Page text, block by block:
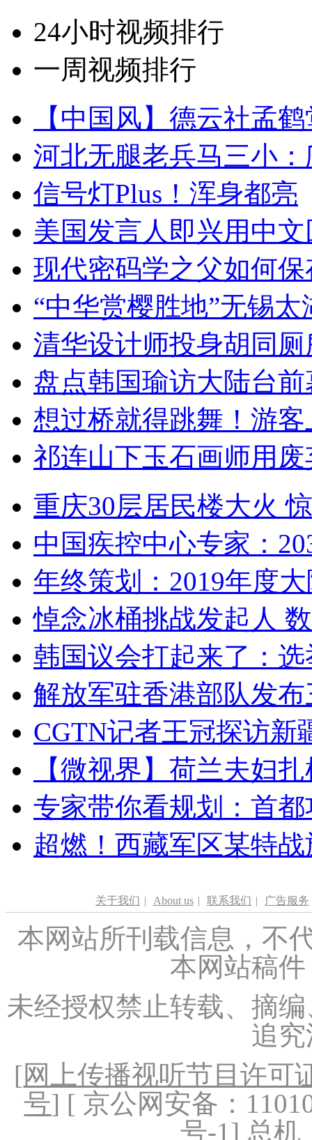
24小时视频排行
一周视频排行
【中国风】德云社孟
河北无腿老兵马三小
信号灯Plus！浑身都亮
美国发言人即兴用中
现代密码学之父如何
“中华赏樱胜地”无锡
清华设计师投身胡同
盘点韩国瑜访大陆台
想过桥就得跳舞！游客
祁连山下玉石画师用
重庆30层居民楼大火
中国疾控中心专家：
年终策划：2019年度
悼念冰桶挑战发起人
韩国议会打起来了：
解放军驻香港部队发
CGTN记者王冠探访新
【微视界】荷兰夫妇
专家带你看规划：首
超燃！西藏军区某特
关于我们 | About us | 联系我们 | 广告服务
本网站所刊载信息，不
本网站稿
未经授权禁止转载、摘
追
[网上传播视听节目许可
号] [ 京公网安备：
号-1 ] 总机